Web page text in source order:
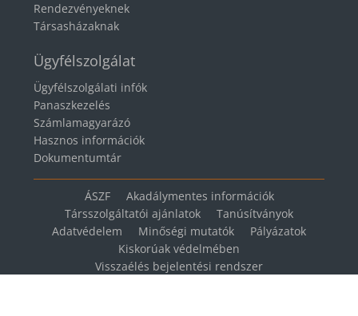
Rendezvényeknek
Társasházaknak
Ügyfélszolgálat
Ügyfélszolgálati infók
Panaszkezelés
Számlamagyarázó
Hasznos információk
Dokumentumtár
ÁSZF
Akadálymentes információk
Társszolgáltatói ajánlatok
Tanúsítványok
Adatvédelem
Minőségi mutatók
Pályázatok
Kiskorúak védelmében
Visszaélés bejelentési rendszer